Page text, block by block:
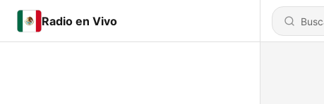
Radio en Vivo